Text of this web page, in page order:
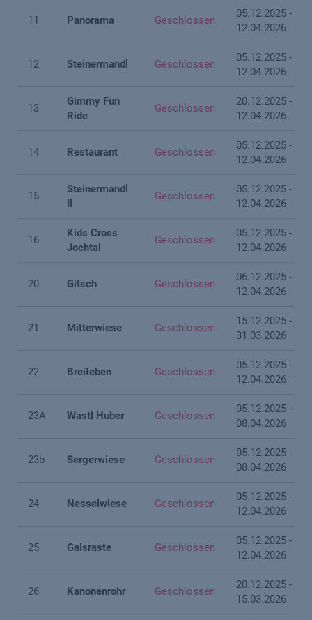
11 Panorama Geschlossen
05.12.2025 -
12.04.2026
12 Steinermandl Geschlossen
05.12.2025 -
12.04.2026
13
Gimmy Fun
Ride
Geschlossen
20.12.2025 -
12.04.2026
14 Restaurant Geschlossen
05.12.2025 -
12.04.2026
15
Steinermandl
II
Geschlossen
05.12.2025 -
12.04.2026
16
Kids Cross
Jochtal
Geschlossen
05.12.2025 -
12.04.2026
20 Gitsch Geschlossen
06.12.2025 -
12.04.2026
21 Mitterwiese Geschlossen
15.12.2025 -
31.03.2026
22 Breiteben Geschlossen
05.12.2025 -
12.04.2026
23A Wastl Huber Geschlossen
05.12.2025 -
08.04.2026
23b Sergerwiese Geschlossen
05.12.2025 -
08.04.2026
24 Nesselwiese Geschlossen
05.12.2025 -
12.04.2026
25 Gaisraste Geschlossen
05.12.2025 -
12.04.2026
26 Kanonenrohr Geschlossen
20.12.2025 -
15.03.2026